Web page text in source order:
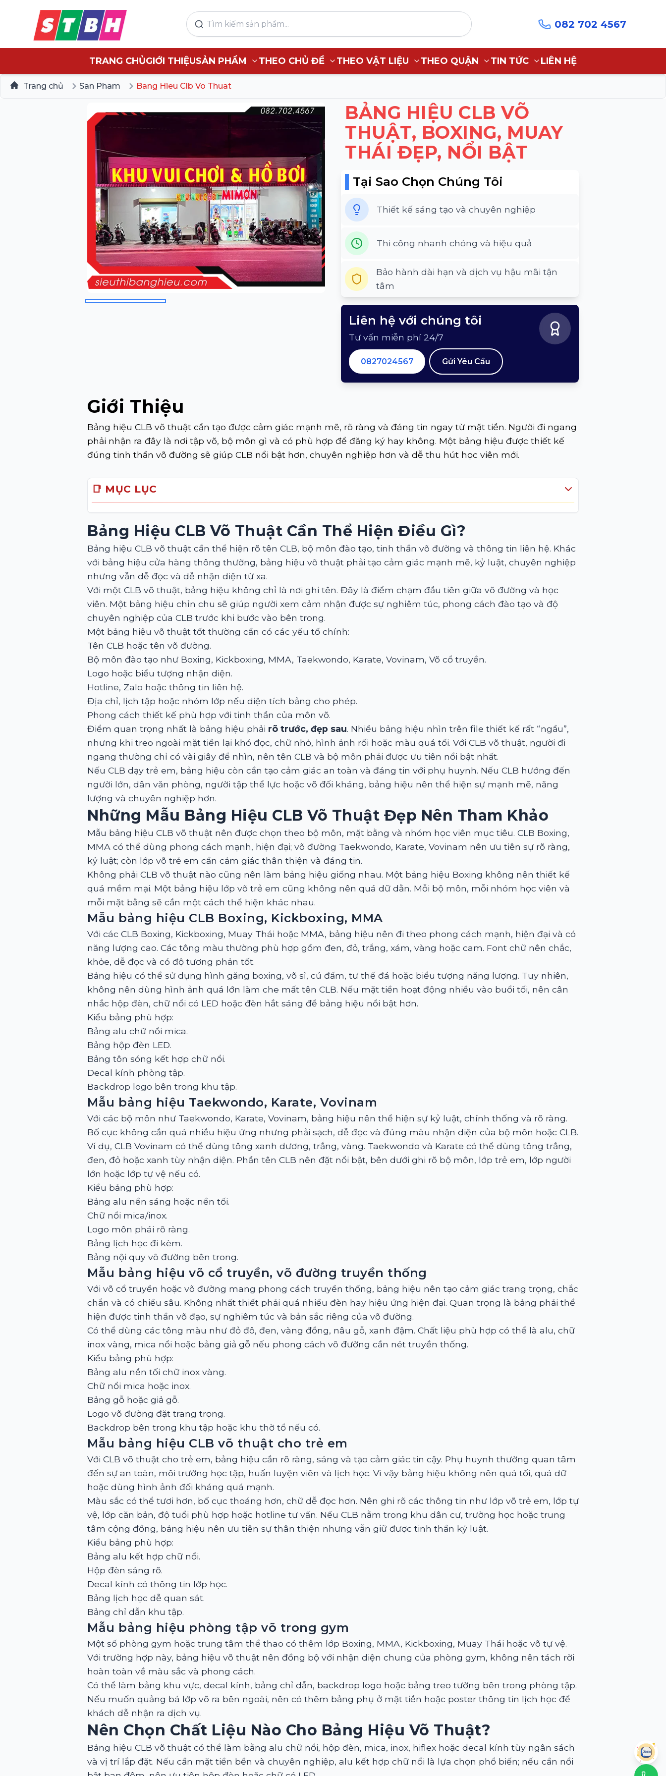
082 702 4567
TRANG CHỦGIỚI THIỆUSẢN PHẨM THEO CHỦ ĐỀ THEO VẬT LIỆU THEO QUẬN TIN TỨC LIÊN HỆ
Trang chủ San Pham Bang Hieu Clb Vo Thuat
BẢNG HIỆU CLB VÕ
THUẬT, BOXING, MUAY
THÁI ĐẸP, NỔI BẬT
Tại Sao Chọn Chúng Tôi
Thiết kế sáng tạo và chuyên nghiệp
Thi công nhanh chóng và hiệu quả
Bảo hành dài hạn và dịch vụ hậu mãi tận
tâm
Liên hệ với chúng tôi
Tư vấn miễn phí 24/7
0827024567 Gửi Yêu Cầu
Giới Thiệu
Bảng hiệu CLB võ thuật cần tạo được cảm giác mạnh mẽ, rõ ràng và đáng tin ngay từ mặt tiền. Người đi ngang
phải nhận ra đây là nơi tập võ, bộ môn gì và có phù hợp để đăng ký hay không. Một bảng hiệu được thiết kế
đúng tinh thần võ đường sẽ giúp CLB nổi bật hơn, chuyên nghiệp hơn và dễ thu hút học viên mới.
📑 MỤC LỤC
Bảng Hiệu CLB Võ Thuật Cần Thể Hiện Điều Gì?
Bảng hiệu CLB võ thuật cần thể hiện rõ tên CLB, bộ môn đào tạo, tinh thần võ đường và thông tin liên hệ. Khác
với bảng hiệu cửa hàng thông thường, bảng hiệu võ thuật phải tạo cảm giác mạnh mẽ, kỷ luật, chuyên nghiệp
nhưng vẫn dễ đọc và dễ nhận diện từ xa.
Với một CLB võ thuật, bảng hiệu không chỉ là nơi ghi tên. Đây là điểm chạm đầu tiên giữa võ đường và học
viên. Một bảng hiệu chỉn chu sẽ giúp người xem cảm nhận được sự nghiêm túc, phong cách đào tạo và độ
chuyên nghiệp của CLB trước khi bước vào bên trong.
Một bảng hiệu võ thuật tốt thường cần có các yếu tố chính:
Tên CLB hoặc tên võ đường.
Bộ môn đào tạo như Boxing, Kickboxing, MMA, Taekwondo, Karate, Vovinam, Võ cổ truyền.
Logo hoặc biểu tượng nhận diện.
Hotline, Zalo hoặc thông tin liên hệ.
Địa chỉ, lịch tập hoặc nhóm lớp nếu diện tích bảng cho phép.
Phong cách thiết kế phù hợp với tinh thần của môn võ.
Điểm quan trọng nhất là bảng hiệu phải rõ trước, đẹp sau. Nhiều bảng hiệu nhìn trên file thiết kế rất “ngầu”,
nhưng khi treo ngoài mặt tiền lại khó đọc, chữ nhỏ, hình ảnh rối hoặc màu quá tối. Với CLB võ thuật, người đi
ngang thường chỉ có vài giây để nhìn, nên tên CLB và bộ môn phải được ưu tiên nổi bật nhất.
Nếu CLB dạy trẻ em, bảng hiệu còn cần tạo cảm giác an toàn và đáng tin với phụ huynh. Nếu CLB hướng đến
người lớn, dân văn phòng, người tập thể lực hoặc võ đối kháng, bảng hiệu nên thể hiện sự mạnh mẽ, năng
lượng và chuyên nghiệp hơn.
Những Mẫu Bảng Hiệu CLB Võ Thuật Đẹp Nên Tham Khảo
Mẫu bảng hiệu CLB võ thuật nên được chọn theo bộ môn, mặt bằng và nhóm học viên mục tiêu. CLB Boxing,
MMA có thể dùng phong cách mạnh, hiện đại; võ đường Taekwondo, Karate, Vovinam nên ưu tiên sự rõ ràng,
kỷ luật; còn lớp võ trẻ em cần cảm giác thân thiện và đáng tin.
Không phải CLB võ thuật nào cũng nên làm bảng hiệu giống nhau. Một bảng hiệu Boxing không nên thiết kế
quá mềm mại. Một bảng hiệu lớp võ trẻ em cũng không nên quá dữ dằn. Mỗi bộ môn, mỗi nhóm học viên và
mỗi mặt bằng sẽ cần một cách thể hiện khác nhau.
Mẫu bảng hiệu CLB Boxing, Kickboxing, MMA
Với các CLB Boxing, Kickboxing, Muay Thái hoặc MMA, bảng hiệu nên đi theo phong cách mạnh, hiện đại và có
năng lượng cao. Các tông màu thường phù hợp gồm đen, đỏ, trắng, xám, vàng hoặc cam. Font chữ nên chắc,
khỏe, dễ đọc và có độ tương phản tốt.
Bảng hiệu có thể sử dụng hình găng boxing, võ sĩ, cú đấm, tư thế đá hoặc biểu tượng năng lượng. Tuy nhiên,
không nên dùng hình ảnh quá lớn làm che mất tên CLB. Nếu mặt tiền hoạt động nhiều vào buổi tối, nên cân
nhắc hộp đèn, chữ nổi có LED hoặc đèn hắt sáng để bảng hiệu nổi bật hơn.
Kiểu bảng phù hợp:
Bảng alu chữ nổi mica.
Bảng hộp đèn LED.
Bảng tôn sóng kết hợp chữ nổi.
Decal kính phòng tập.
Backdrop logo bên trong khu tập.
Mẫu bảng hiệu Taekwondo, Karate, Vovinam
Với các bộ môn như Taekwondo, Karate, Vovinam, bảng hiệu nên thể hiện sự kỷ luật, chính thống và rõ ràng.
Bố cục không cần quá nhiều hiệu ứng nhưng phải sạch, dễ đọc và đúng màu nhận diện của bộ môn hoặc CLB.
Ví dụ, CLB Vovinam có thể dùng tông xanh dương, trắng, vàng. Taekwondo và Karate có thể dùng tông trắng,
đen, đỏ hoặc xanh tùy nhận diện. Phần tên CLB nên đặt nổi bật, bên dưới ghi rõ bộ môn, lớp trẻ em, lớp người
lớn hoặc lớp tự vệ nếu có.
Kiểu bảng phù hợp:
Bảng alu nền sáng hoặc nền tối.
Chữ nổi mica/inox.
Logo môn phái rõ ràng.
Bảng lịch học đi kèm.
Bảng nội quy võ đường bên trong.
Mẫu bảng hiệu võ cổ truyền, võ đường truyền thống
Với võ cổ truyền hoặc võ đường mang phong cách truyền thống, bảng hiệu nên tạo cảm giác trang trọng, chắc
chắn và có chiều sâu. Không nhất thiết phải quá nhiều đèn hay hiệu ứng hiện đại. Quan trọng là bảng phải thể
hiện được tinh thần võ đạo, sự nghiêm túc và bản sắc riêng của võ đường.
Có thể dùng các tông màu như đỏ đô, đen, vàng đồng, nâu gỗ, xanh đậm. Chất liệu phù hợp có thể là alu, chữ
inox vàng, mica nổi hoặc bảng giả gỗ nếu phong cách võ đường cần nét truyền thống.
Kiểu bảng phù hợp:
Bảng alu nền tối chữ inox vàng.
Chữ nổi mica hoặc inox.
Bảng gỗ hoặc giả gỗ.
Logo võ đường đặt trang trọng.
Backdrop bên trong khu tập hoặc khu thờ tổ nếu có.
Mẫu bảng hiệu CLB võ thuật cho trẻ em
Với CLB võ thuật cho trẻ em, bảng hiệu cần rõ ràng, sáng và tạo cảm giác tin cậy. Phụ huynh thường quan tâm
đến sự an toàn, môi trường học tập, huấn luyện viên và lịch học. Vì vậy bảng hiệu không nên quá tối, quá dữ
hoặc dùng hình ảnh đối kháng quá mạnh.
Màu sắc có thể tươi hơn, bố cục thoáng hơn, chữ dễ đọc hơn. Nên ghi rõ các thông tin như lớp võ trẻ em, lớp tự
vệ, lớp căn bản, độ tuổi phù hợp hoặc hotline tư vấn. Nếu CLB nằm trong khu dân cư, trường học hoặc trung
tâm cộng đồng, bảng hiệu nên ưu tiên sự thân thiện nhưng vẫn giữ được tinh thần kỷ luật.
Kiểu bảng phù hợp:
Bảng alu kết hợp chữ nổi.
Hộp đèn sáng rõ.
Decal kính có thông tin lớp học.
Bảng lịch học dễ quan sát.
Bảng chỉ dẫn khu tập.
Mẫu bảng hiệu phòng tập võ trong gym
Một số phòng gym hoặc trung tâm thể thao có thêm lớp Boxing, MMA, Kickboxing, Muay Thái hoặc võ tự vệ.
Với trường hợp này, bảng hiệu võ thuật nên đồng bộ với nhận diện chung của phòng gym, không nên tách rời
hoàn toàn về màu sắc và phong cách.
Có thể làm bảng khu vực, decal kính, bảng chỉ dẫn, backdrop logo hoặc bảng treo tường bên trong phòng tập.
Nếu muốn quảng bá lớp võ ra bên ngoài, nên có thêm bảng phụ ở mặt tiền hoặc poster thông tin lịch học để
khách dễ nhận ra dịch vụ.
Nên Chọn Chất Liệu Nào Cho Bảng Hiệu Võ Thuật?
Bảng hiệu CLB võ thuật có thể làm bằng alu chữ nổi, hộp đèn, mica, inox, hiflex hoặc decal kính tùy ngân sách
và vị trí lắp đặt. Nếu cần mặt tiền bền và chuyên nghiệp, alu kết hợp chữ nổi là lựa chọn phổ biến; nếu cần nổi